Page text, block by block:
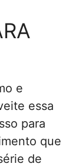
e
essa
para
que
de